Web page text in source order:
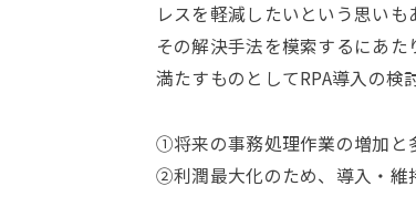
レスを軽減したいという思いも
その解決手法を模索するにあ
満たすものとしてRPA導入の検
①将来の事務処理作業の増加と
②利潤最大化のため、導入・維